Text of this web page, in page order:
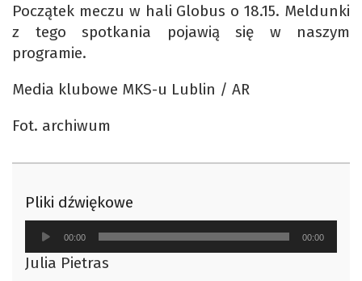
Początek meczu w hali Globus o 18.15. Meldunki
z tego spotkania pojawią się w naszym
programie.
Media klubowe MKS-u Lublin / AR
Fot. archiwum
Pliki dźwiękowe
Odtwarzacz
plików
dźwiękowych
00:00 00:00
Julia Pietras